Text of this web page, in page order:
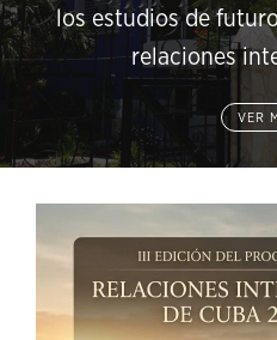
los estudios de
relaciones
VER